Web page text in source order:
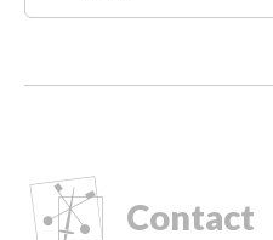
Contact